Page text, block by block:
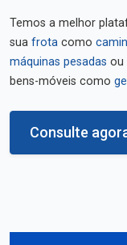
Temos a melhor
sua frota como
máquinas pesadas ou
bens-móveis como
Consulte